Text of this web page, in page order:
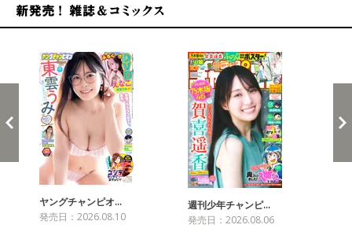
ヤングチャンピオ…
発売日：2026.08.10
週刊少年チャンピ…
発売日：2026.08.06